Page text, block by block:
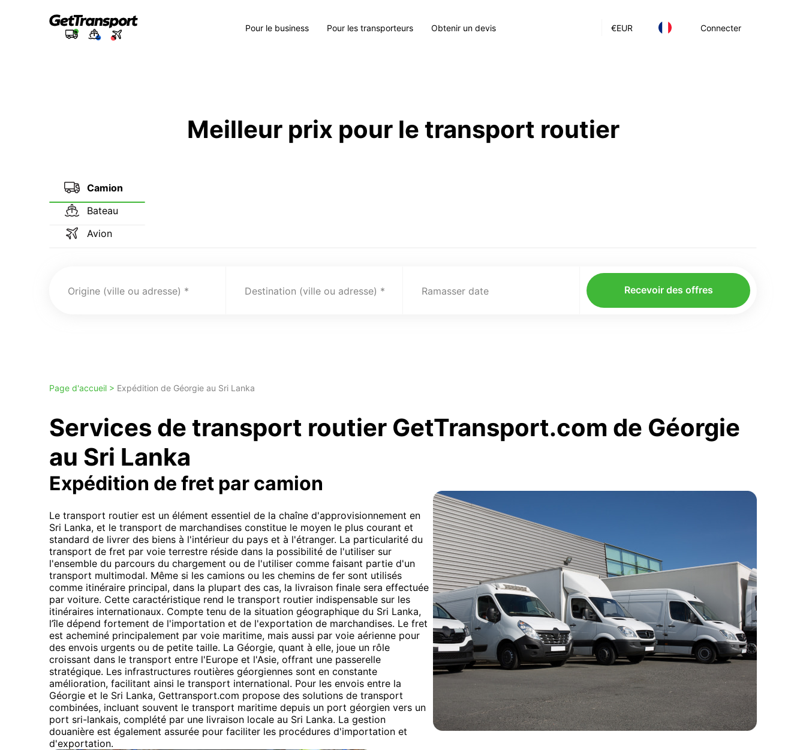
€EUR Connecter
Pour le business Pour les transporteurs Obtenir un devis
Meilleur prix pour le transport routier
Camion
Bateau
Avion
Origine (ville ou adresse) Destination (ville ou adresse) Ramasser date Recevoir des offres
Page d'accueil > Expédition de Géorgie au Sri Lanka
Services de transport routier GetTransport.com de Géorgie
au Sri Lanka
Expédition de fret par camion
Le transport routier est un élément essentiel de la chaîne d'approvisionnement en
Sri Lanka, et le transport de marchandises constitue le moyen le plus courant et
standard de livrer des biens à l'intérieur du pays et à l'étranger. La particularité du
transport de fret par voie terrestre réside dans la possibilité de l'utiliser sur
l'ensemble du parcours du chargement ou de l'utiliser comme faisant partie d'un
transport multimodal. Même si les camions ou les chemins de fer sont utilisés
comme itinéraire principal, dans la plupart des cas, la livraison finale sera effectuée
par voiture. Cette caractéristique rend le transport routier indispensable sur les
itinéraires internationaux. Compte tenu de la situation géographique du Sri Lanka,
l’île dépend fortement de l'importation et de l'exportation de marchandises. Le fret
est acheminé principalement par voie maritime, mais aussi par voie aérienne pour
des envois urgents ou de petite taille. La Géorgie, quant à elle, joue un rôle
croissant dans le transport entre l'Europe et l'Asie, offrant une passerelle
stratégique. Les infrastructures routières géorgiennes sont en constante
amélioration, facilitant ainsi le transport international. Pour les envois entre la
Géorgie et le Sri Lanka, Gettransport.com propose des solutions de transport
combinées, incluant souvent le transport maritime depuis un port géorgien vers un
port sri-lankais, complété par une livraison locale au Sri Lanka. La gestion
douanière est également assurée pour faciliter les procédures d'importation et
d'exportation.